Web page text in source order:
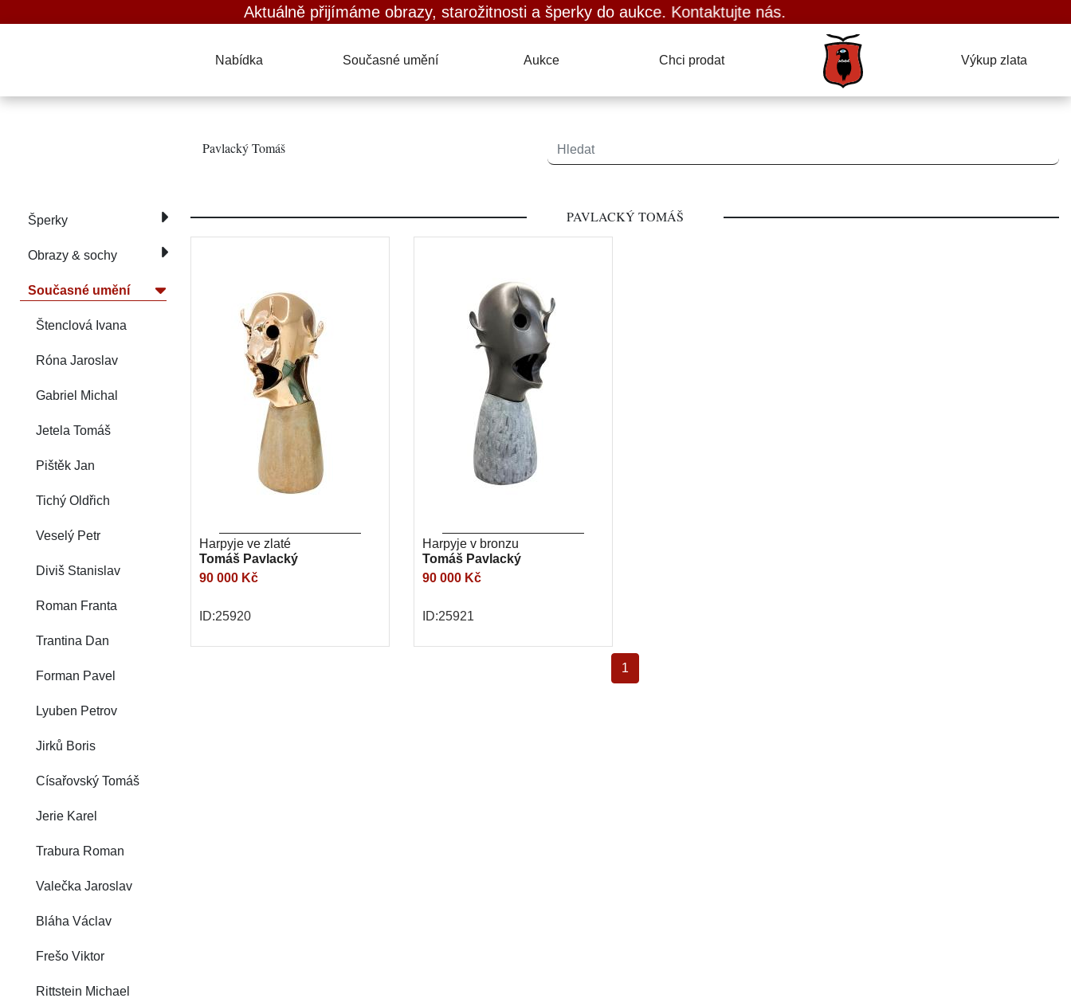
Aktuálně přijímáme obrazy, starožitnosti a šperky do aukce. Kontaktujte nás.
Nabídka Současné umění Aukce Chci prodat Výkup zlata
Pavlacký Tomáš
Šperky
Obrazy & sochy
Současné umění
Štenclová Ivana
Róna Jaroslav
Gabriel Michal
Jetela Tomáš
Pištěk Jan
Tichý Oldřich
Veselý Petr
Diviš Stanislav
Roman Franta
Trantina Dan
Forman Pavel
Lyuben Petrov
Jirků Boris
Císařovský Tomáš
Jerie Karel
Trabura Roman
Valečka Jaroslav
Bláha Václav
Frešo Viktor
Rittstein Michael
PAVLACKÝ TOMÁŠ
Harpyje ve zlaté
Tomáš Pavlacký
90 000 Kč
ID:25920
Harpyje v bronzu
Tomáš Pavlacký
90 000 Kč
ID:25921
1